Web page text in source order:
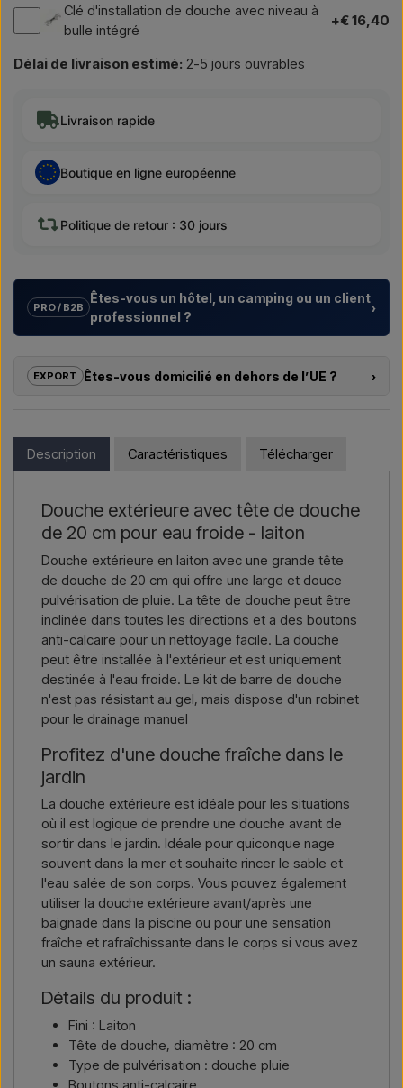
Clé d'installation de douche avec niveau à
bulle intégré
+€ 16,40
Délai de livraison estimé: 2-5 jours ouvrables
Livraison rapide
Boutique en ligne européenne
Politique de retour : 30 jours
PRO / B2B
Êtes-vous un hôtel, un camping ou un client
professionnel ?
›
promoteurs immobiliers avec des
pour douches extérieures – du choix du modèle à la bonne
Vous souhaitez un
plus importante, contactez-nous – réponse rapide.
EXPORT Êtes-vous domicilié en dehors de l’UE ?
›
commander directement sur le webshop. En revanche, vous
pouvez nous contacter et recevoir un prix avec la livraison et,
Il vous suffit d’indiquer l’article qui vous intéresse (référence ou
lien vers l’article) ainsi que les adresses de facturation et de
Nous écrire → Nous appeler →
Description Caractéristiques Télécharger
Douche extérieure avec tête de douche
de 20 cm pour eau froide - laiton
Douche extérieure en laiton avec une grande tête
de douche de 20 cm qui offre une large et douce
pulvérisation de pluie. La tête de douche peut être
inclinée dans toutes les directions et a des boutons
anti-calcaire pour un nettoyage facile. La douche
peut être installée à l'extérieur et est uniquement
destinée à l'eau froide. Le kit de barre de douche
n'est pas résistant au gel, mais dispose d'un robinet
pour le drainage manuel
Profitez d'une douche fraîche dans le
jardin
La douche extérieure est idéale pour les situations
où il est logique de prendre une douche avant de
sortir dans le jardin. Idéale pour quiconque nage
souvent dans la mer et souhaite rincer le sable et
l'eau salée de son corps. Vous pouvez également
utiliser la douche extérieure avant/après une
baignade dans la piscine ou pour une sensation
fraîche et rafraîchissante dans le corps si vous avez
un sauna extérieur.
Détails du produit :
Fini : Laiton
Tête de douche, diamètre : 20 cm
Type de pulvérisation : douche pluie
Boutons anti-calcaire